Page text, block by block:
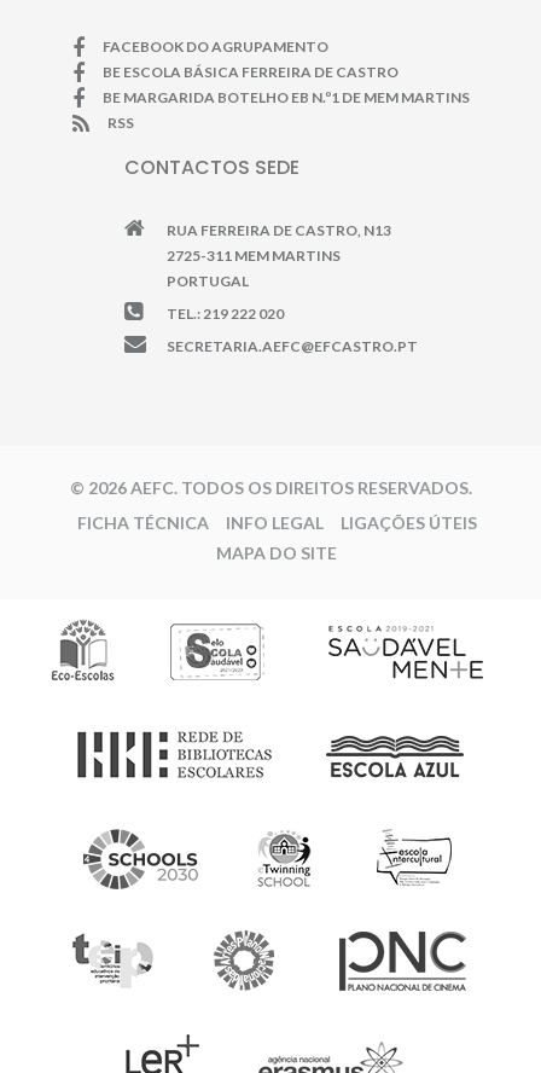
FACEBOOK DO AGRUPAMENTO
BE ESCOLA BÁSICA FERREIRA DE CASTRO
BE MARGARIDA BOTELHO EB N.º1 DE MEM MARTINS
RSS
CONTACTOS SEDE
RUA FERREIRA DE CASTRO, N13
2725-311 MEM MARTINS
PORTUGAL
TEL.: 219 222 020
SECRETARIA.AEFC@EFCASTRO.PT
© 2026 AEFC. TODOS OS DIREITOS RESERVADOS.
FICHA TÉCNICA
INFO LEGAL
LIGAÇÕES ÚTEIS
MAPA DO SITE